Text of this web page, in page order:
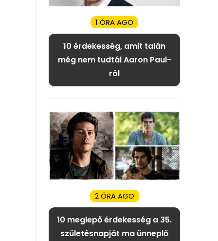
1 ÓRA AGO
10 érdekesség, amit talán
még nem tudtál Aaron Paul-
ról
2 ÓRA AGO
10 meglepő érdekesség a 35.
születésnapját ma ünneplő